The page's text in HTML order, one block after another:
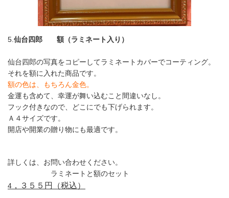
5. 仙台四郎 額（ラミネート入り）
仙台四郎の写真をコピーしてラミネートカバーでコーティング。
それを額に入れた商品です。
額の色は、もちろん金色。
金運も含めて、幸運が舞い込むこと間違いなし。
フック付きなので、どこにでも下げられます。
Ａ４サイズです。
開店や開業の贈り物にも最適です。
詳しくは、お問い合わせください。
ラミネートと額のセット
4 ，３５５円（税込）